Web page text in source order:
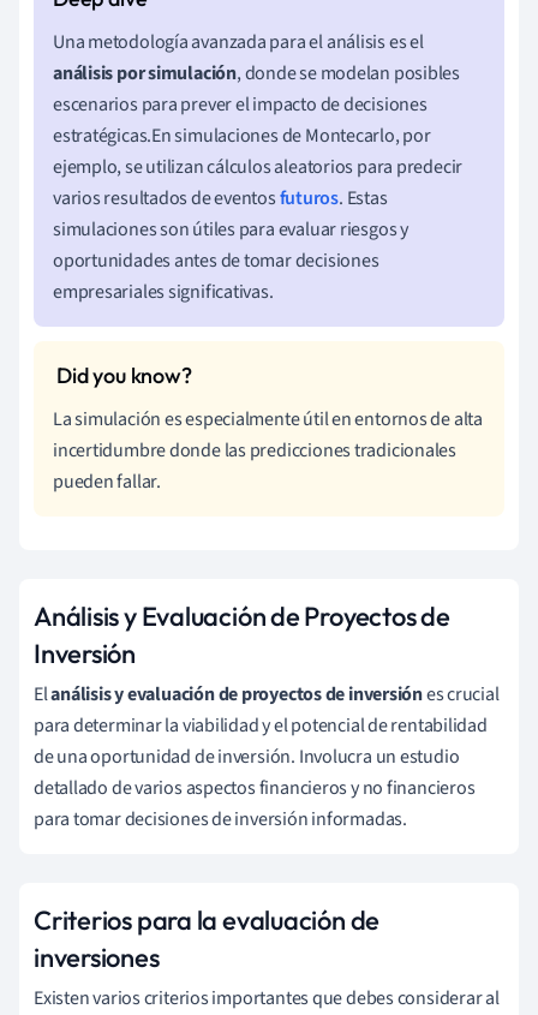
Una metodología avanzada para el análisis es el
análisis por simulación, donde se modelan posibles
escenarios para prever el impacto de decisiones
estratégicas.En simulaciones de Montecarlo, por
ejemplo, se utilizan cálculos aleatorios para predecir
varios resultados de eventosfuturos. Estas
simulaciones son útiles para evaluar riesgos y
oportunidades antes de tomar decisiones
empresariales significativas.
La simulación es especialmente útil en entornos de alta
incertidumbre donde las predicciones tradicionales
pueden fallar.
Análisis y Evaluación de Proyectos de
Inversión
Elanálisis y evaluación de proyectos de inversiónes crucial
para determinar la viabilidad y el potencial de rentabilidad
de una oportunidad de inversión. Involucra un estudio
detallado de varios aspectos financieros y no financieros
para tomar decisiones de inversión informadas.
Criterios para la evaluación de
inversiones
Existen varios criterios importantes que debes considerar al